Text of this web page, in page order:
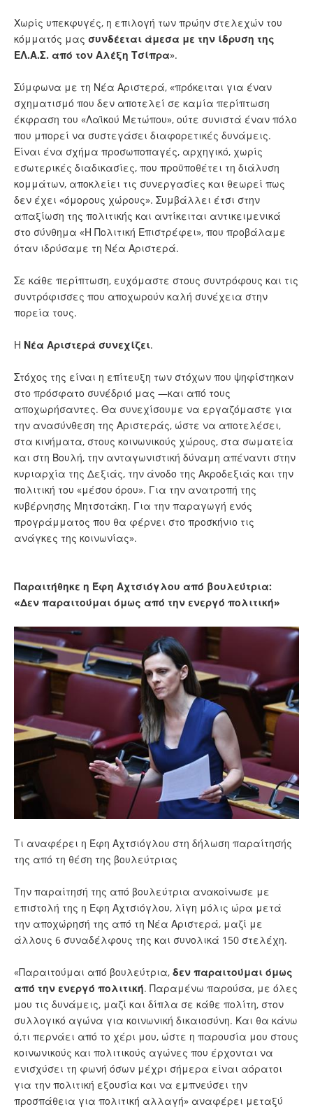
Χωρίς υπεκφυγές, η επιλογή των πρώην στελεχών του
κόμματός μας συνδέεται άμεσα με την ίδρυση της
ΕΛ.Α.Σ. από τον Αλέξη Τσίπρα».
Σύμφωνα με τη Νέα Αριστερά, «πρόκειται για έναν
σχηματισμό που δεν αποτελεί σε καμία περίπτωση
έκφραση του «Λαϊκού Μετώπου», ούτε συνιστά έναν πόλο
που μπορεί να συστεγάσει διαφορετικές δυνάμεις.
Είναι ένα σχήμα προσωποπαγές, αρχηγικό, χωρίς
εσωτερικές διαδικασίες, που προϋποθέτει τη διάλυση
κομμάτων, αποκλείει τις συνεργασίες και θεωρεί πως
δεν έχει «όμορους χώρους». Συμβάλλει έτσι στην
απαξίωση της πολιτικής και αντίκειται αντικειμενικά
στο σύνθημα «Η Πολιτική Επιστρέφει», που προβάλαμε
όταν ιδρύσαμε τη Νέα Αριστερά.
Σε κάθε περίπτωση, ευχόμαστε στους συντρόφους και τις
συντρόφισσες που αποχωρούν καλή συνέχεια στην
πορεία τους.
Η Νέα Αριστερά συνεχίζει.
Στόχος της είναι η επίτευξη των στόχων που ψηφίστηκαν
στο πρόσφατο συνέδριό μας —και από τους
αποχωρήσαντες. Θα συνεχίσουμε να εργαζόμαστε για
την ανασύνθεση της Αριστεράς, ώστε να αποτελέσει,
στα κινήματα, στους κοινωνικούς χώρους, στα σωματεία
και στη Βουλή, την ανταγωνιστική δύναμη απέναντι στην
κυριαρχία της Δεξιάς, την άνοδο της Ακροδεξιάς και την
πολιτική του «μέσου όρου». Για την ανατροπή της
κυβέρνησης Μητσοτάκη. Για την παραγωγή ενός
προγράμματος που θα φέρνει στο προσκήνιο τις
ανάγκες της κοινωνίας».
Παραιτήθηκε η Έφη Αχτσιόγλου από βουλεύτρια:
«Δεν παραιτούμαι όμως από την ενεργό πολιτική»
Τι αναφέρει η Έφη Αχτσιόγλου στη δήλωση παραίτησής
της από τη θέση της βουλεύτριας
Την παραίτησή της από βουλεύτρια ανακοίνωσε με
επιστολή της η Έφη Αχτσιόγλου, λίγη μόλις ώρα μετά
την αποχώρησή της από τη Νέα Αριστερά, μαζί με
άλλους 6 συναδέλφους της και συνολικά 150 στελέχη.
«Παραιτούμαι από βουλεύτρια, δεν παραιτούμαι όμως
από την ενεργό πολιτική. Παραμένω παρούσα, με όλες
μου τις δυνάμεις, μαζί και δίπλα σε κάθε πολίτη, στον
συλλογικό αγώνα για κοινωνική δικαιοσύνη. Και θα κάνω
ό,τι περνάει από το χέρι μου, ώστε η παρουσία μου στους
κοινωνικούς και πολιτικούς αγώνες που έρχονται να
ενισχύσει τη φωνή όσων μέχρι σήμερα είναι αόρατοι
για την πολιτική εξουσία και να εμπνεύσει την
προσπάθεια για πολιτική αλλαγή» αναφέρει μεταξύ